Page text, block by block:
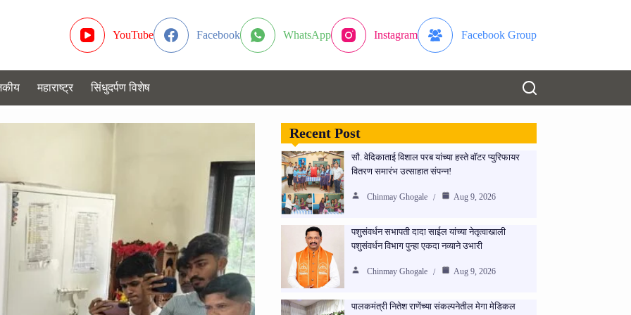
YouTube Facebook WhatsApp Instagram Facebook Group
महाराष्ट्र सिंधुदर्पण विशेष
Recent Post
सौ. वेदिकाताई विशाल परब यांच्या हस्ते वॉटर प्युरिफायर
वितरण समारंभ उत्साहात संपन्न!
Chinmay Ghogale Aug 9, 2026
पशुसंवर्धन सभापती दादा साईल यांच्या नेतृत्वाखाली
पशुसंवर्धन विभाग पुन्हा एकदा नव्याने उभारी
Chinmay Ghogale Aug 9, 2026
पालकमंत्री नितेश राणेंच्या संकल्पनेतील मेगा मेडिकल